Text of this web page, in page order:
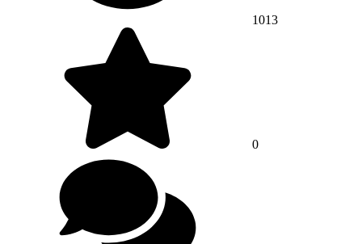
1013
0